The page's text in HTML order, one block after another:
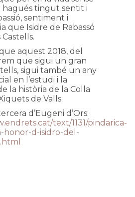
hagués tingut sentit i
sentiment i
que Isidre de Rabassó
aquest 2018, del
que sigui un gran
sigui també un any
en l’estudi i la
la història de la Colla
de Valls.
d’Eugeni d’Ors:
text/1131/pindarica-
honor-d-isidro-del-